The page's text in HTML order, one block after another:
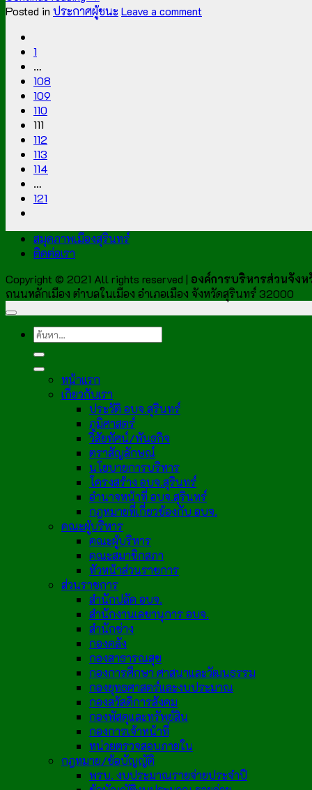
Posted in ประกาศผู้ชนะ Leave a comment
1
…
108
109
110
111
112
113
114
…
121
สมุดภาพเมืองสุรินทร์
ติดต่อเรา
Copyright © 2021 All rights reserved | องค์การบริหารส่วนจัง
ถนนหลักเมือง ตำบลในเมือง อำเภอเมือง จังหวัดสุรินทร์ 32000
หน้าแรก
เกี่ยวกับเรา
ประวัติ อบจ.สุรินทร์
ภูมิศาสตร์
วิสัยทัศน์/พันธกิจ
ตราสัญลักษณ์
นโยบายการบริหาร
โครงสร้าง อบจ.สุรินทร์
อำนาจหน้าที่ อบจ.สุรินทร์
กฎหมายที่เกี่ยวข้องกับ อบจ.
คณะผู้บริหาร
คณะผู้บริหาร
คณะสมาชิกสภา
หัวหน้าส่วนราชการ
ส่วนราชการ
สำนักปลัด อบจ.
สำนักงานเลขานุการ อบจ.
สำนักช่าง
กองคลัง
กองสาธารณสุข
กองการศึกษา ศาสนาและวัฒนธรรม
กองยุทธศาสตร์และงบประมาณ
กองสวัสดิการสังคม
กองพัสดุและทรัพย์สิน
กองการเจ้าหน้าที่
หน่วยตรวจสอบภายใน
กฎหมาย/ข้อบัญญัติ
พรบ. งบประมาณรายจ่ายประจำปี